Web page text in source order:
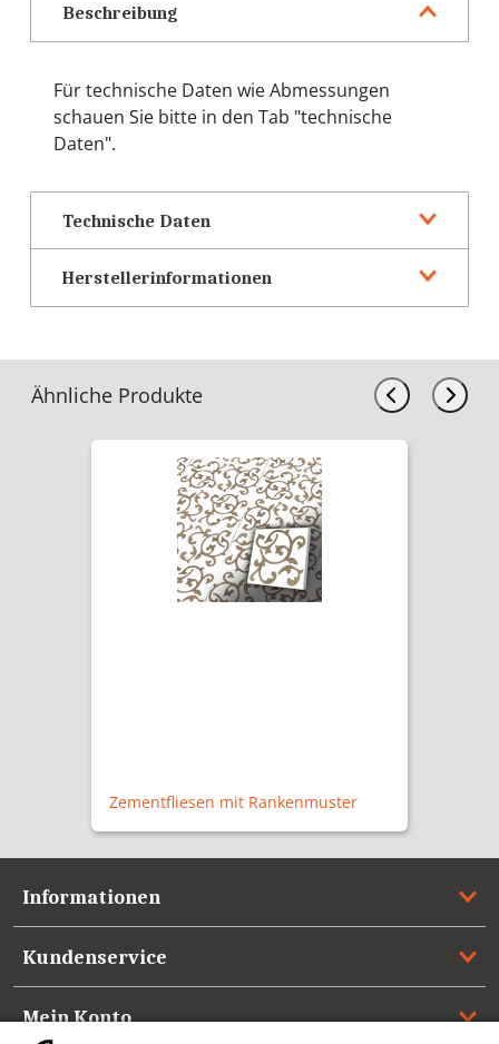
Beschreibung
Für technische Daten wie Abmessungen
schauen Sie bitte in den Tab "technische
Daten".
Technische Daten
Herstellerinformationen
Ähnliche Produkte
Zementfliesen mit Rankenmuster
Informationen
Kundenservice
Mein Konto